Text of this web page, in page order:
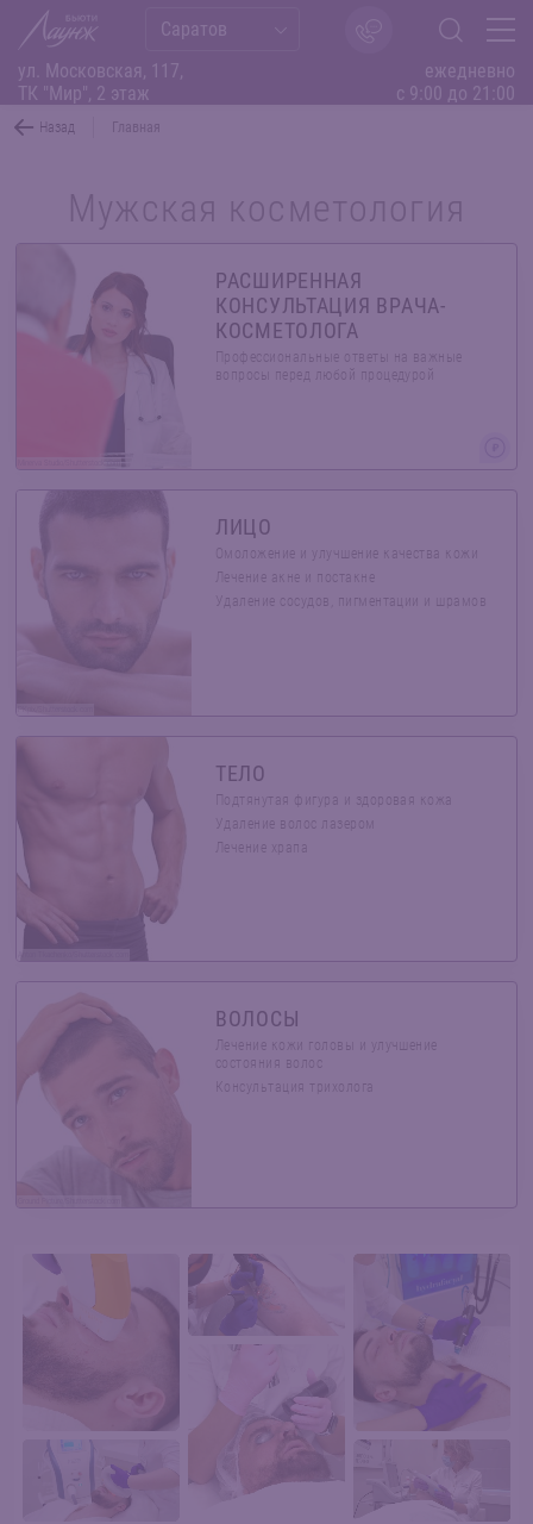
ул. Московская, 117,
ТК "Мир", 2 этаж
ежедневно
с 9:00 до 21:00
Саратов
Назад Главная
Мужская косметология
РАСШИРЕННАЯ
КОНСУЛЬТАЦИЯ ВРАЧА-
КОСМЕТОЛОГА
Профессиональные ответы на важные
вопросы перед любой процедурой
ЛИЦО
Омоложение и улучшение качества кожи
Лечение акне и постакне
Удаление сосудов, пигментации и шрамов
ТЕЛО
Подтянутая фигура и здоровая кожа
Удаление волос лазером
Лечение храпа
ВОЛОСЫ
Лечение кожи головы и улучшение
состояния волос
Консультация трихолога